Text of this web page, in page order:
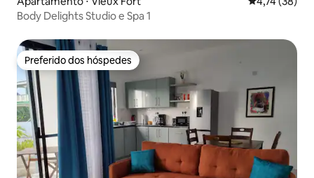
Body Delights Studio e Spa 1
Preferido dos hóspedes
Preferido dos hóspedes